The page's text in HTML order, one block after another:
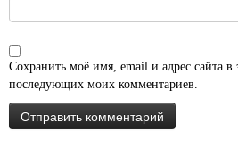
Сохранить моё имя, email и адрес сайта в
последующих моих комментариев.